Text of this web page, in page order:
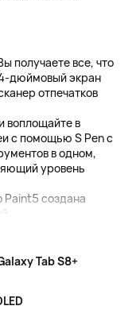
получаете все, что
дюймовый экран
отпечатков
воплощайте в
с помощью S Pen с
в одном,
уровень
Paint5 создана
Tab S8+